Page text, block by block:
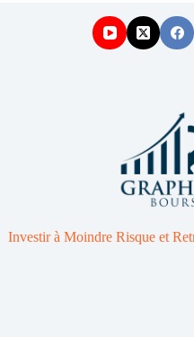
Investir à Moindre Risque et